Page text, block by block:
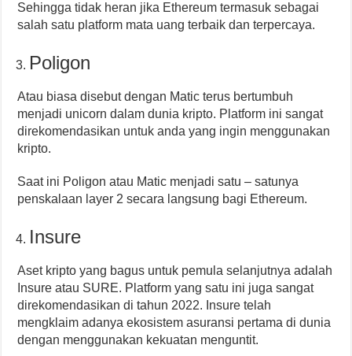
Sehingga tidak heran jika Ethereum termasuk sebagai
salah satu platform mata uang terbaik dan terpercaya.
Poligon
Atau biasa disebut dengan Matic terus bertumbuh
menjadi unicorn dalam dunia kripto. Platform ini sangat
direkomendasikan untuk anda yang ingin menggunakan
kripto.
Saat ini Poligon atau Matic menjadi satu – satunya
penskalaan layer 2 secara langsung bagi Ethereum.
Insure
Aset kripto yang bagus untuk pemula selanjutnya adalah
Insure atau SURE. Platform yang satu ini juga sangat
direkomendasikan di tahun 2022. Insure telah
mengklaim adanya ekosistem asuransi pertama di dunia
dengan menggunakan kekuatan menguntit.